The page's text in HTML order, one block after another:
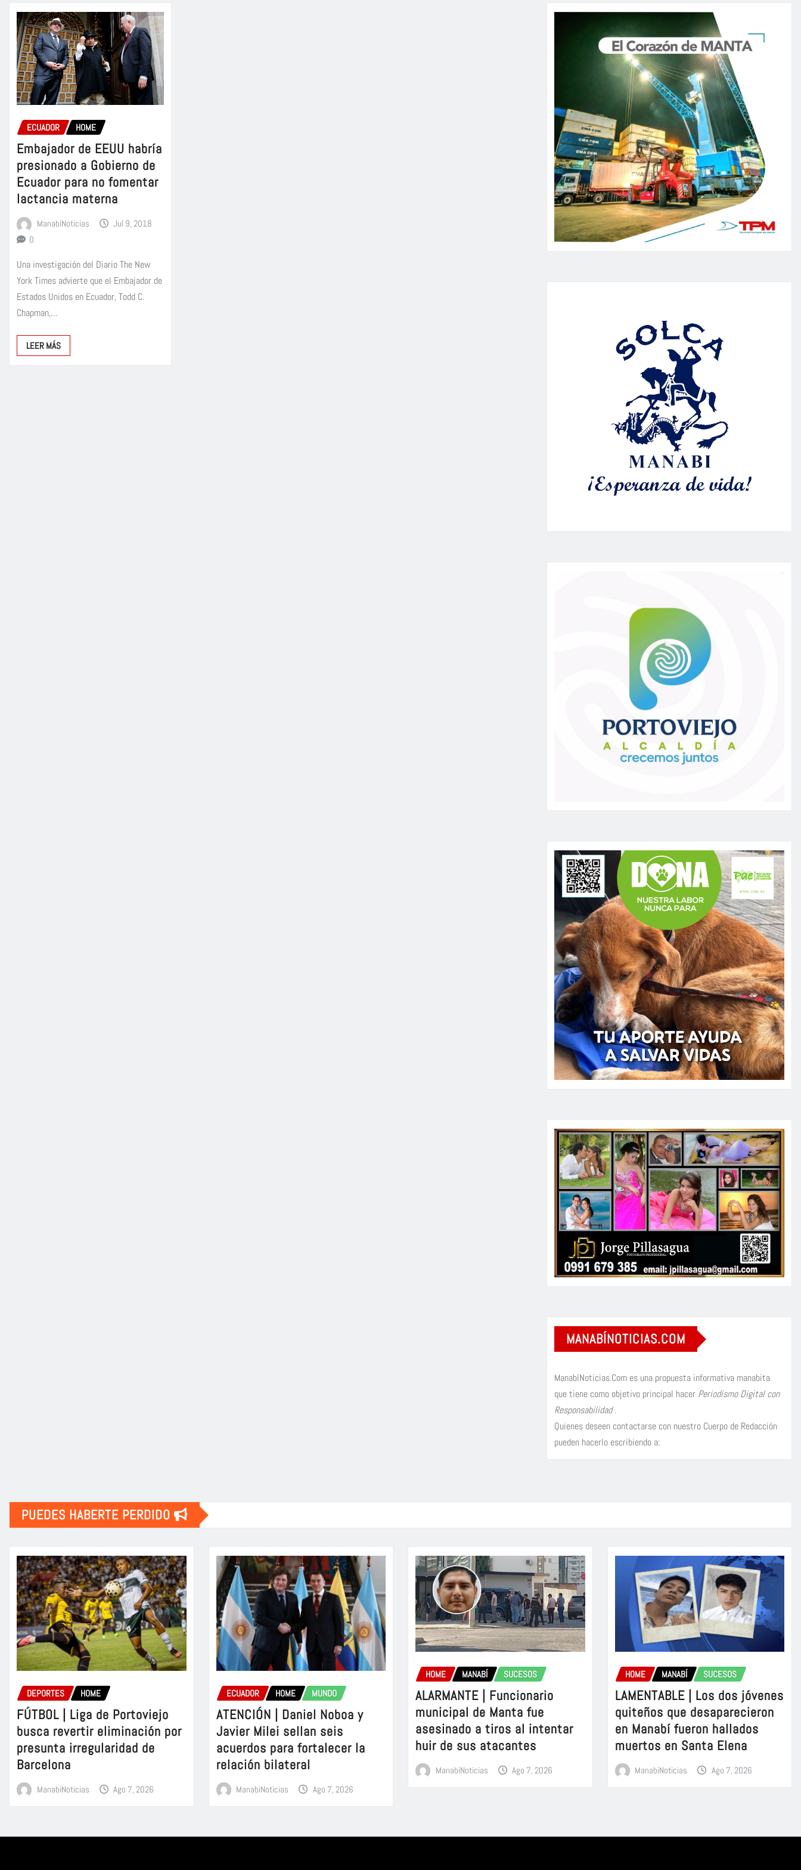
ECUADOR HOME
Embajador de EEUU habría
presionado a Gobierno de
Ecuador para no fomentar
lactancia materna
ManabiNoticias
Jul 9, 2018
0
Una investigación del Diario The New
York Times advierte que el Embajador de
Estados Unidos en Ecuador, Todd C.
Chapman,…
LEER MÁS
MANABÍNOTICIAS.COM
ManabíNoticias.Com es una propuesta informativa manabita
que tiene como objetivo principal hacer Periodismo Digital con
Responsabilidad.
Quienes deseen contactarse con nuestro Cuerpo de Redacción
pueden hacerlo escribiendo a:
PUEDES HABERTE PERDIDO
DEPORTES HOME
FÚTBOL | Liga de Portoviejo
busca revertir eliminación por
presunta irregularidad de
Barcelona
ManabiNoticias Ago 7, 2026
ECUADOR HOME MUNDO
ATENCIÓN | Daniel Noboa y
Javier Milei sellan seis
acuerdos para fortalecer la
relación bilateral
ManabiNoticias Ago 7, 2026
HOME MANABÍ SUCESOS
ALARMANTE | Funcionario
municipal de Manta fue
asesinado a tiros al intentar
huir de sus atacantes
ManabiNoticias Ago 7, 2026
HOME MANABÍ SUCESOS
LAMENTABLE | Los dos jóvenes
quiteños que desaparecieron
en Manabí fueron hallados
muertos en Santa Elena
ManabiNoticias Ago 7, 2026